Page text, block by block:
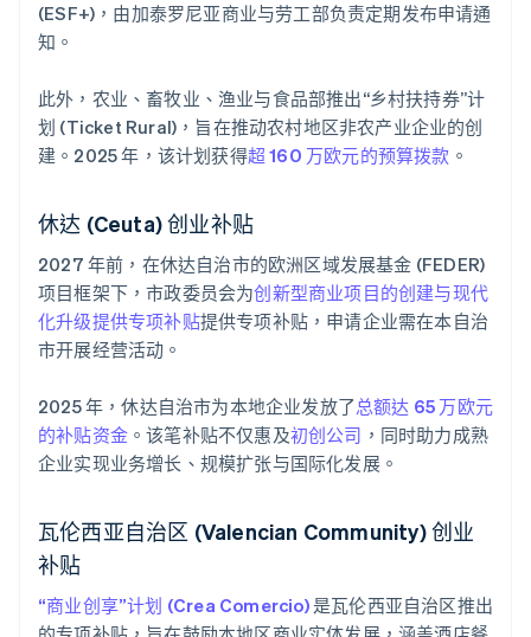
(ESF+)，由加泰罗尼亚商业与劳工部负责定期发布申请通
知。
此外，农业、畜牧业、渔业与食品部推出“乡村扶持券”计
划 (Ticket Rural)，旨在推动农村地区非农产业企业的创
建。2025 年，该计划获得超 160 万欧元的预算拨款 。
休达 (Ceuta) 创业补贴
2027 年前，在休达自治市的欧洲区域发展基金 (FEDER)
项目框架下，市政委员会为创新型商业项目的创建与现代
化升级提供专项补贴提供专项补贴，申请企业需在本自治
市开展经营活动。
2025 年，休达自治市为本地企业发放了总额达 65 万欧元
的补贴资金 。该笔补贴不仅惠及初创公司 ，同时助力成熟
企业实现业务增长、规模扩张与国际化发展。
瓦伦西亚自治区 (Valencian Community) 创业
补贴
“商业创享”计划 (Crea Comercio)是瓦伦西亚自治区推出